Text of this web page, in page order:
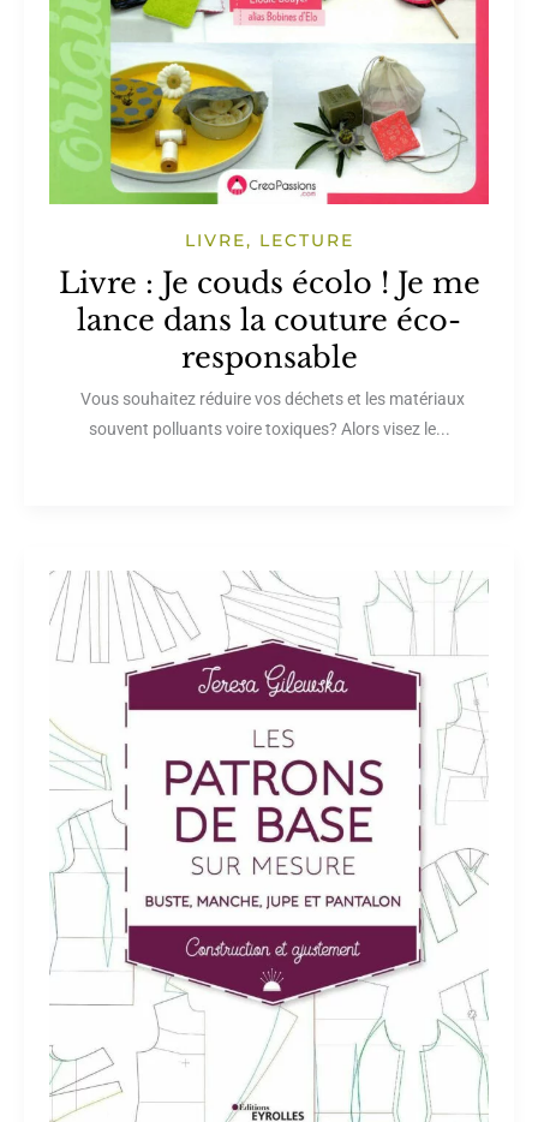
LIVRE, LECTURE
Livre : Je couds écolo ! Je me
lance dans la couture éco-
responsable
Vous souhaitez réduire vos déchets et les matériaux
souvent polluants voire toxiques? Alors visez le...